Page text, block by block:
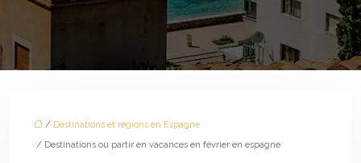
/ Destinations et régions en Espagne
/ Destinations où partir en vacances en février en espagne